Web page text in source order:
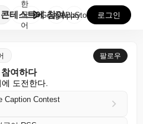
닉 오퍼맨, 캡션 콘테스트에 참여하다
한
국
어
GooglePlay
AppStore 로그인
팔로우
여하다
도전한다.
Caption Contest